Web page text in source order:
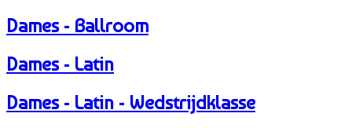
Dames - Ballroom
Dames - Latin
Dames - Latin - Wedstrijdklasse